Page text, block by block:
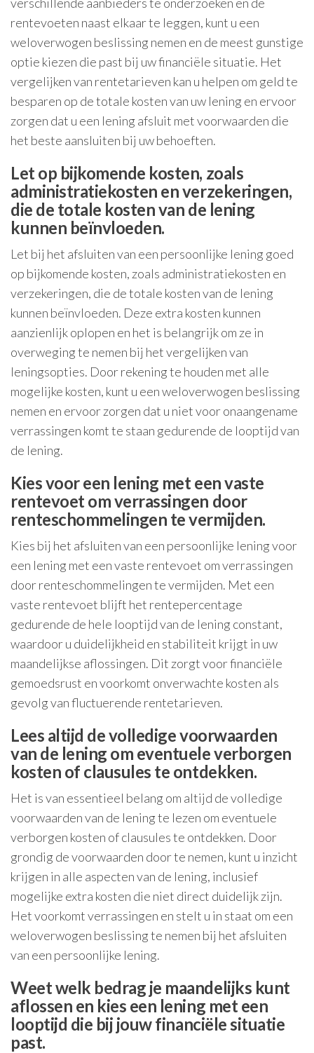
rentevoeten naast elkaar te leggen, kunt u een
weloverwogen beslissing nemen en de meest gunstige
optie kiezen die past bij uw financiële situatie. Het
vergelijken van rentetarieven kan u helpen om geld te
besparen op de totale kosten van uw lening en ervoor
zorgen dat u een lening afsluit met voorwaarden die
het beste aansluiten bij uw behoeften.
Let op bijkomende kosten, zoals
administratiekosten en verzekeringen,
die de totale kosten van de lening
kunnen beïnvloeden.
Let bij het afsluiten van een persoonlijke lening goed
op bijkomende kosten, zoals administratiekosten en
verzekeringen, die de totale kosten van de lening
kunnen beïnvloeden. Deze extra kosten kunnen
aanzienlijk oplopen en het is belangrijk om ze in
overweging te nemen bij het vergelijken van
leningsopties. Door rekening te houden met alle
mogelijke kosten, kunt u een weloverwogen beslissing
nemen en ervoor zorgen dat u niet voor onaangename
verrassingen komt te staan gedurende de looptijd van
de lening.
Kies voor een lening met een vaste
rentevoet om verrassingen door
renteschommelingen te vermijden.
Kies bij het afsluiten van een persoonlijke lening voor
een lening met een vaste rentevoet om verrassingen
door renteschommelingen te vermijden. Met een
vaste rentevoet blijft het rentepercentage
gedurende de hele looptijd van de lening constant,
waardoor u duidelijkheid en stabiliteit krijgt in uw
maandelijkse aflossingen. Dit zorgt voor financiële
gemoedsrust en voorkomt onverwachte kosten als
gevolg van fluctuerende rentetarieven.
Lees altijd de volledige voorwaarden
van de lening om eventuele verborgen
kosten of clausules te ontdekken.
Het is van essentieel belang om altijd de volledige
voorwaarden van de lening te lezen om eventuele
verborgen kosten of clausules te ontdekken. Door
grondig de voorwaarden door te nemen, kunt u inzicht
krijgen in alle aspecten van de lening, inclusief
mogelijke extra kosten die niet direct duidelijk zijn.
Het voorkomt verrassingen en stelt u in staat om een
weloverwogen beslissing te nemen bij het afsluiten
van een persoonlijke lening.
Weet welk bedrag je maandelijks kunt
aflossen en kies een lening met een
looptijd die bij jouw financiële situatie
past.